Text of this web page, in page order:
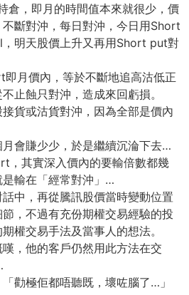
倉，即月的時間值本來就很少，價
斷對沖，每日對沖，今日用Short
明天股價上升又再用Short put對
月價內，等於不斷地追高沽低正
止蝕只對沖，造成來回虧損。
貨或沽貨對沖，因為全部是價內
會賺少少，於是繼續沉淪下去…
，其實深入價內的要輸倍數都幾
輸在「經常對沖」…
中，再從騰訊股價當時變動位置
，不過有充份期權交易經驗的投
權交易手法及當事人的想法。
，他的客戶仍然用此方法在交
勸極佢都唔聽既，壞咗腦了…」